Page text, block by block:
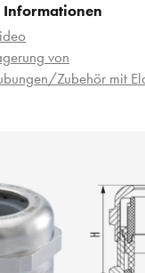
von
Zubehör mit